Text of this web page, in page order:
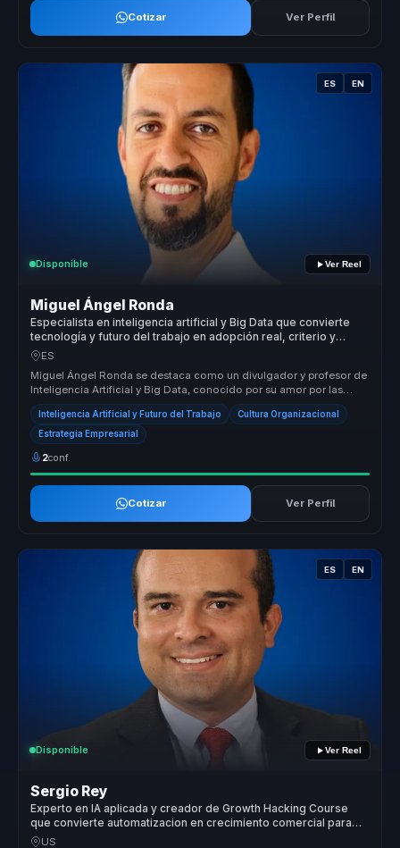
Cotizar Ver Perfil
ES EN
Disponible Ver Reel
Miguel Ángel Ronda
Especialista en inteligencia artificial y Big Data que convierte
tecnología y futuro del trabajo en adopción real, criterio y
aprendizaje para organizaciones.
ES
Miguel Ángel Ronda se destaca como un divulgador y profesor de
Inteligencia Artificial y Big Data, conocido por su amor por las
posibilid...
Inteligencia Artificial y Futuro del Trabajo Cultura Organizacional
Estrategia Empresarial
2conf.
Cotizar Ver Perfil
ES EN
Disponible Ver Reel
Sergio Rey
Experto en IA aplicada y creador de Growth Hacking Course
que convierte automatizacion en crecimiento comercial para
empresas.
US